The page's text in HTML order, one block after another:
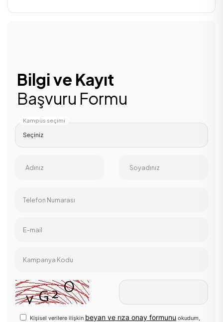
Bilgi ve Kayıt
Başvuru Formu
Kampüs seçimi
Adınız Soyadınız
Telefon Numarası
E-mail
Kampanya Kodu
Kişisel verilere ilişkin beyan ve rıza onay formunu okudum,